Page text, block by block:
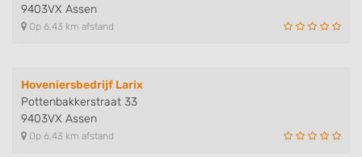
9403VX Assen
Op 6,43 km afstand
Hoveniersbedrijf Larix
Pottenbakkerstraat 33
9403VX Assen
Op 6,43 km afstand